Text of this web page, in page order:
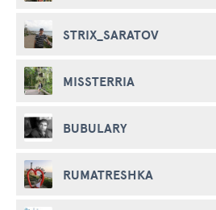
STRIX_SARATOV
MISSTERRIA
BUBULARY
RUMATRESHKA